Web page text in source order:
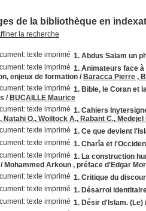
de la bibliothèque en
la recherche
1. Abdus Salam un
1. Animateurs face
enjeux de formation/ Baracca Pierre ,
1. Bible, le Coran et
/ BUCAILLE Maurice
1. Cahiers
Natahi O., Woiltock A., Rabant C.,
1. Ce que devient
1. Charîa et
1. La construction
Mohammed Arkoun , préface d'Edgar
1. Critique du
1. Désarroi
1. Désir d'Islam. (Le)